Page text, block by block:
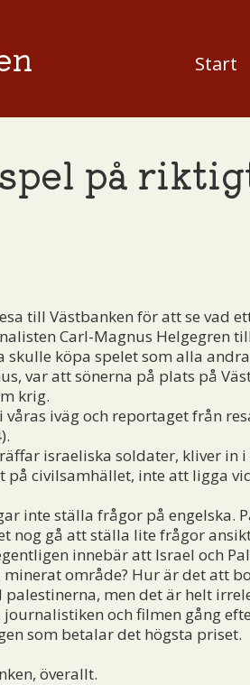
Start
på
till Västbanken för att se vad
Carl-Magnus Helgegren
köpa spelet som alla
var att sönerna på plats på
krig.
iväg och reportaget från
israeliska soldater, kliver in
på civilsamhället, inte att ligga
inte ställa frågor på engelska.
nog gå att ställa lite frågor
innebär att Israel och
område? Hur är det att
men det är helt
och filmen gång
som betalar det högsta priset.
överallt.